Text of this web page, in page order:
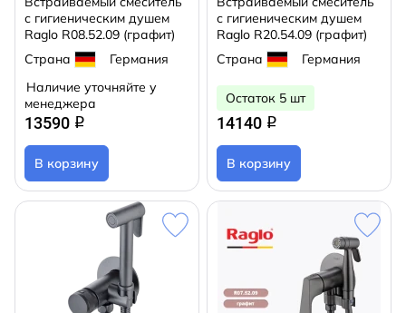
с гигиеническим душем
Raglo R08.52.09 (графит)
Страна
Германия
Наличие уточняйте у
менеджера
13590 q
В корзину
с гигиеническим душем
Raglo R20.54.09 (графит)
Страна
Германия
Остаток 5 шт
14140 q
В корзину